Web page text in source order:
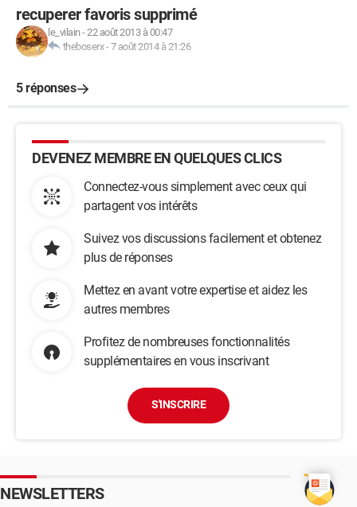
recuperer favoris supprimé
le_vilain-22 août 2013 à 00:47
theboserx-7 août 2014 à 21:26
5 réponses
DEVENEZ MEMBRE EN QUELQUES CLICS
Connectez-vous simplement avec ceux qui
partagent vos intérêts
Suivez vos discussions facilement et obtenez
plus de réponses
Mettez en avant votre expertise et aidez les
autres membres
Profitez de nombreuses fonctionnalités
supplémentaires en vous inscrivant
S'INSCRIRE
NEWSLETTERS